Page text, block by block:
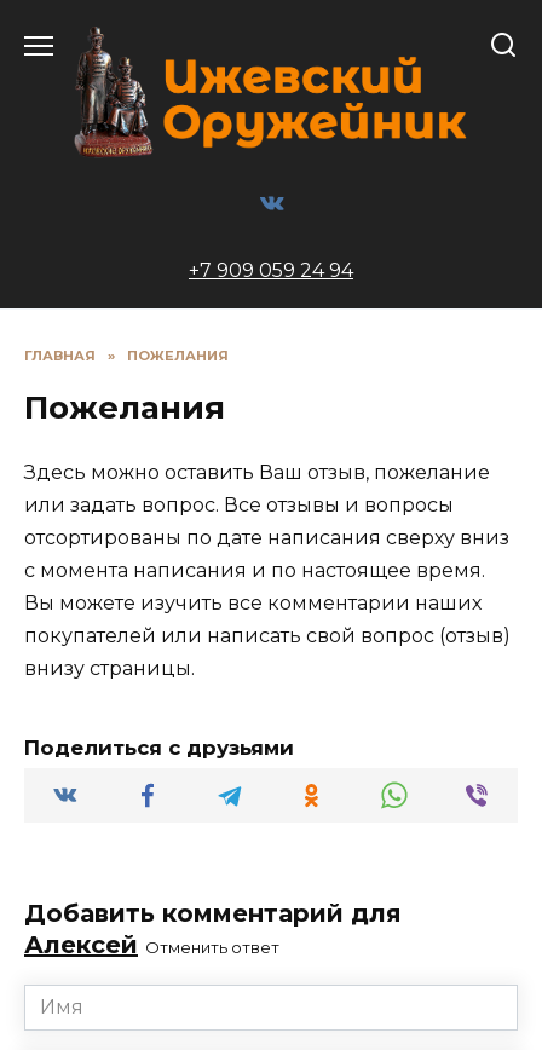
содержанию
+7 909 059 24 94
ГЛАВНАЯ » ПОЖЕЛАНИЯ
Пожелания
Здесь можно оставить Ваш отзыв, пожелание
или задать вопрос. Все отзывы и вопросы
отсортированы по дате написания сверху вниз
с момента написания и по настоящее время.
Вы можете изучить все комментарии наших
покупателей или написать свой вопрос (отзыв)
внизу страницы.
Поделиться с друзьями
Добавить комментарий для
Алексей Отменить ответ
Имя
*